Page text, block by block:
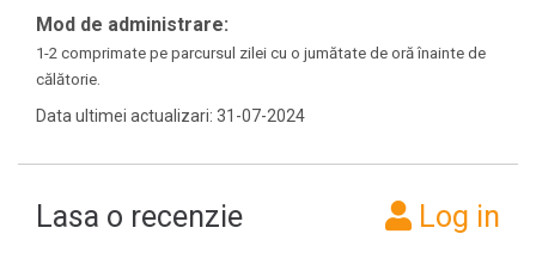
Mod de administrare:
1-2 comprimate pe parcursul zilei cu o jumătate de oră înainte de
călătorie.
Data ultimei actualizari: 31-07-2024
Lasa o recenzie Log in